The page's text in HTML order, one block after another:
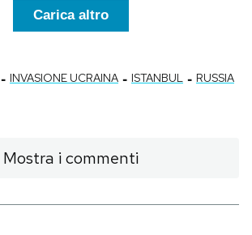
- INVASIONE UCRAINA - ISTANBUL - RUSSIA
Mostra i commenti